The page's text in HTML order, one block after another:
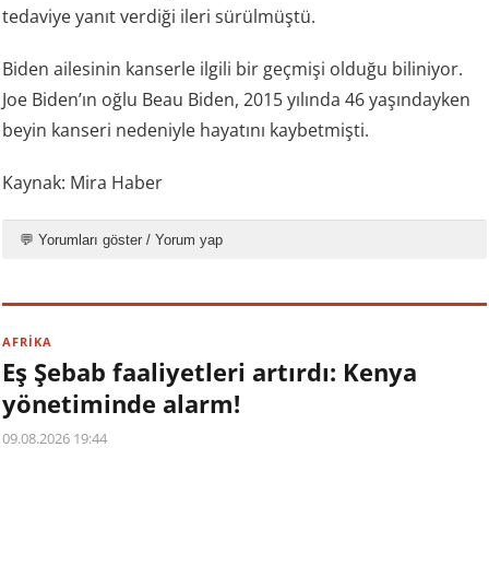
tedaviye yanıt verdiği ileri sürülmüştü.
Biden ailesinin kanserle ilgili bir geçmişi olduğu biliniyor.
Joe Biden’ın oğlu Beau Biden, 2015 yılında 46 yaşındayken
beyin kanseri nedeniyle hayatını kaybetmişti.
Kaynak: Mira Haber
💬 Yorumları göster / Yorum yap
AFRİKA
Eş Şebab faaliyetleri artırdı: Kenya
yönetiminde alarm!
09.08.2026 19:44